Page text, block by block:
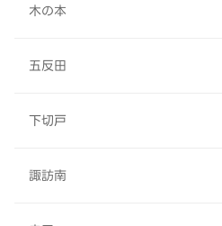
木の本
五反田
下切戸
諏訪南